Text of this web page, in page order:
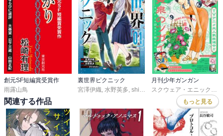
創元SF短編賞受賞作
雨露山鳥
裏世界ピクニック
宮澤伊織, 水野英多, shirakaba
月刊少年ガンガン
スクウェア・エニックス
関連する作品 もっと見る